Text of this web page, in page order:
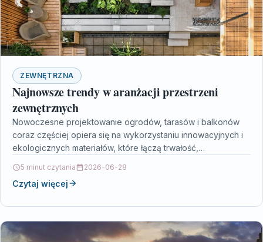
ZEWNĘTRZNA
Najnowsze trendy w aranżacji przestrzeni
zewnętrznych
Nowoczesne projektowanie ogrodów, tarasów i balkonów
coraz częściej opiera się na wykorzystaniu innowacyjnych i
ekologicznych materiałów, które łączą trwałość,
5 minut czytania 2026-06-28
Czytaj więcej